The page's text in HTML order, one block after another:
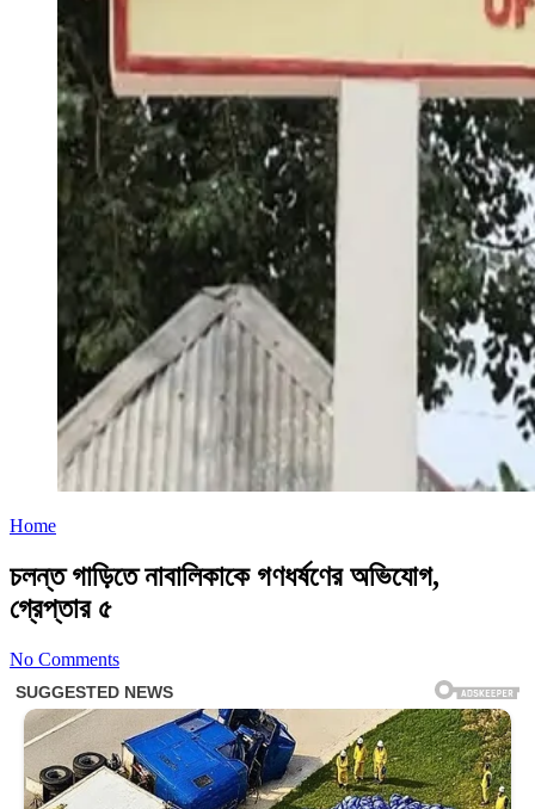
Home
চলন্ত গাড়িতে নাবালিকাকে গণধর্ষণের অভিযোগ,
গ্রেপ্তার ৫
No Comments